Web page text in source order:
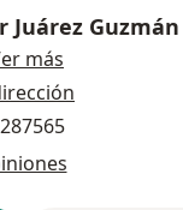
Juárez Guzmán
más